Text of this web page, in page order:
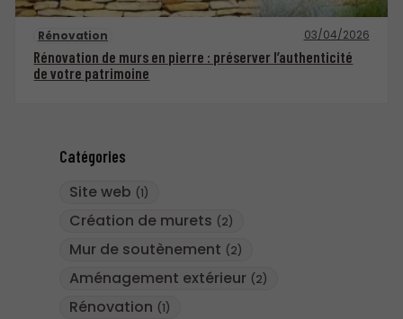
Catégories
Site web (1)
Création de murets (2)
Mur de soutènement (2)
Aménagement extérieur (2)
Rénovation (1)
Rénovation 03/04/2026
Rénovation de murs en pierre : préserver l’authenticité
de votre patrimoine